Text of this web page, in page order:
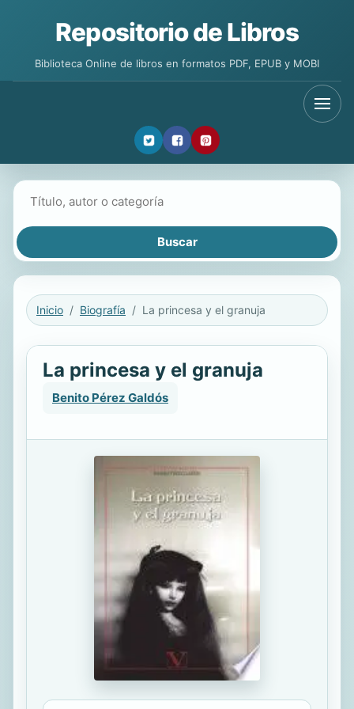
Repositorio de Libros
Biblioteca Online de libros en formatos PDF, EPUB y MOBI
Inicio Biografía La princesa y el granuja
La princesa y el granuja
Benito Pérez Galdós